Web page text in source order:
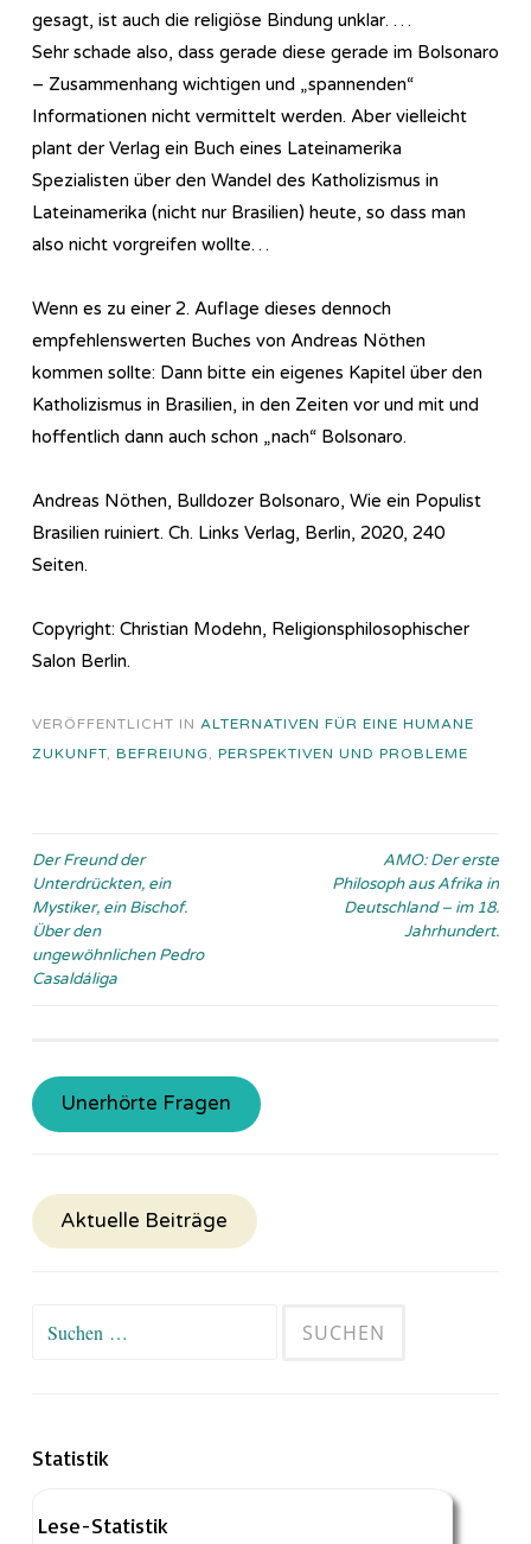
gesagt, ist auch die religiöse Bindung unklar. …
Sehr schade also, dass gerade diese gerade im Bolsonaro
– Zusammenhang wichtigen und „spannenden“
Informationen nicht vermittelt werden. Aber vielleicht
plant der Verlag ein Buch eines Lateinamerika
Spezialisten über den Wandel des Katholizismus in
Lateinamerika (nicht nur Brasilien) heute, so dass man
also nicht vorgreifen wollte…
Wenn es zu einer 2. Auflage dieses dennoch
empfehlenswerten Buches von Andreas Nöthen
kommen sollte: Dann bitte ein eigenes Kapitel über den
Katholizismus in Brasilien, in den Zeiten vor und mit und
hoffentlich dann auch schon „nach“ Bolsonaro.
Andreas Nöthen, Bulldozer Bolsonaro, Wie ein Populist
Brasilien ruiniert. Ch. Links Verlag, Berlin, 2020, 240
Seiten.
Copyright: Christian Modehn, Religionsphilosophischer
Salon Berlin.
VERÖFFENTLICHT IN ALTERNATIVEN FÜR EINE HUMANE
ZUKUNFT, BEFREIUNG, PERSPEKTIVEN UND PROBLEME
Beitragsnavigation
Der Freund der
Unterdrückten, ein
Mystiker, ein Bischof.
Über den
ungewöhnlichen Pedro
Casaldáliga
AMO: Der erste
Philosoph aus Afrika in
Deutschland – im 18.
Jahrhundert.
Unerhörte Fragen
Aktuelle Beiträge
Suchen
Statistik
Lese-Statistik